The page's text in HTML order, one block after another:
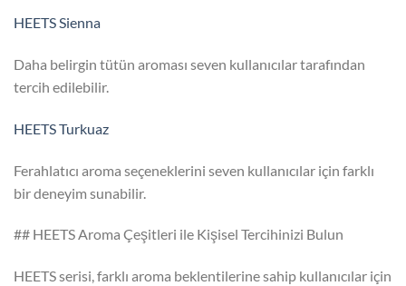
HEETS Sienna
Daha belirgin tütün aroması seven kullanıcılar tarafından
tercih edilebilir.
HEETS Turkuaz
Ferahlatıcı aroma seçeneklerini seven kullanıcılar için farklı
bir deneyim sunabilir.
## HEETS Aroma Çeşitleri ile Kişisel Tercihinizi Bulun
HEETS serisi, farklı aroma beklentilerine sahip kullanıcılar için